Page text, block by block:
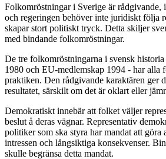
Folkomröstningar i Sverige är rådgivande,
och regeringen behöver inte juridiskt följa
skapar stort politiskt tryck. Detta skiljer
med bindande folkomröstningar.
De tre folkomröstningarna i svensk
1980 och EU-medlemskap 1994 - har alla
praktiken. Den rådgivande karaktären ger
resultatet, särskilt om det är oklart eller
Demokratiskt innebär att folket väljer
beslut å deras vägnar. Representativ
politiker som ska styra har mandat att
intressen och långsiktiga konsekvenser.
skulle begränsa detta mandat.